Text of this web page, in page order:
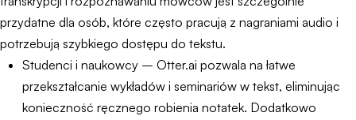
przydatne dla osób, które często pracują z nagraniami audio i
potrzebują szybkiego dostępu do tekstu.
Studenci i naukowcy – Otter.ai pozwala na łatwe
przekształcanie wykładów i seminariów w tekst, eliminując
konieczność ręcznego robienia notatek. Dodatkowo